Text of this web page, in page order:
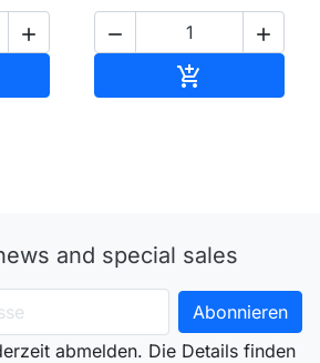
  

and special sales
abmelden. Die Details finden